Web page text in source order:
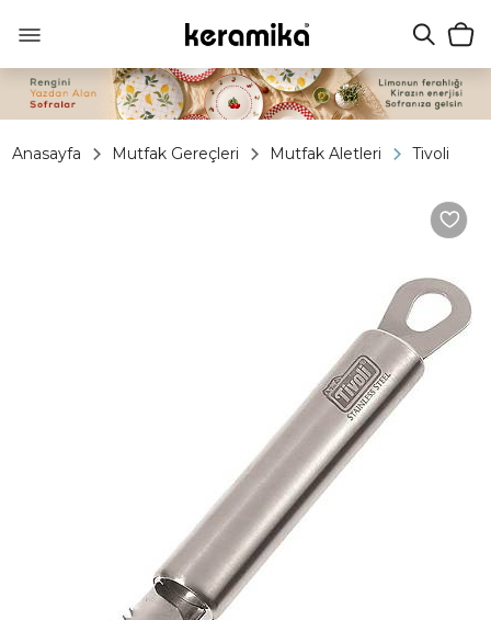
Anasayfa Mutfak Gereçleri Mutfak Aletleri Tivoli